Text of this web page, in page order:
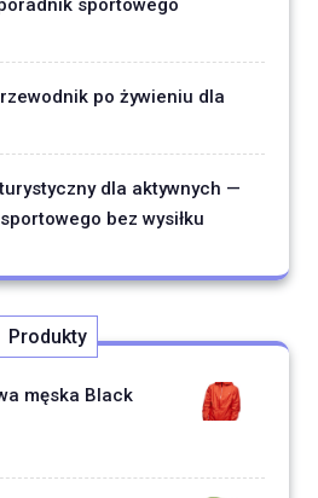
sportowego
po żywieniu dla
dla aktywnych —
bez wysiłku
Produkty
męska Black